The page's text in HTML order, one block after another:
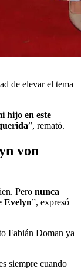
de elevar el tema
hijo en este
”, remató.
von
Pero nunca
Evelyn”, expresó
Fabián Doman ya
siempre cuando